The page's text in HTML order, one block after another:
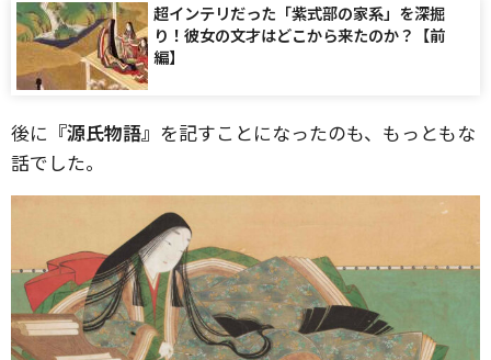
超インテリだった「紫式部の家系」を深掘
り！彼女の文才はどこから来たのか？【前
編】
後に 『源氏物語』 を記すことになったのも、もっともな
話でした。